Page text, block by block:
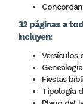
32 páginas a
incluyen:
Versículos
Fiestas
Tipología